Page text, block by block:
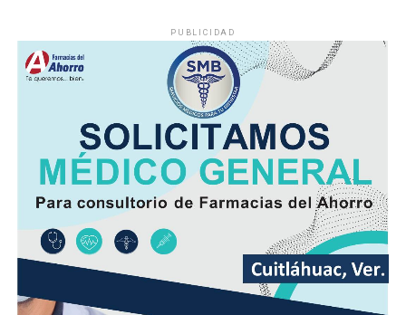
familias a buscar alternativas para cubrir sus
necesidades diarias.
Dulce María Alducin Vallejo, habitante de la comunidad,
explicó que la petición fue presentada ante las
autoridades municipales y que, tras las gestiones
realizadas en conjunto con Hidrosistema, fue posible
concretar la obra que hoy permite mejorar el
suministro.
Además de incrementar la capacidad de conducción, la
nueva infraestructura incorpora válvulas y materiales de
mayor resistencia, lo que permitirá mantener una mejor
PUBLICIDAD